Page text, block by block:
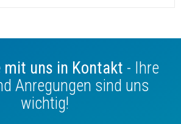
mit uns in Kontakt - Ihre
Anregungen sind uns
wichtig!